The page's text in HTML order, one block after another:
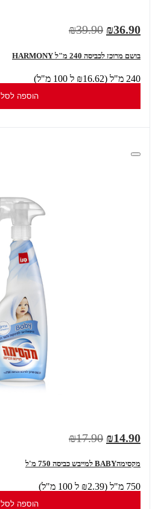
₪36.90
₪39.90
בושם מרוכז לכביסה 240 מ"ל HARMONY
240 מ"ל (₪16.62 ל 100 מ"ל)
הוספה לסל
₪14.90
₪17.90
מקסימהBABY למייבש כביסה 750 מ'ל
750 מ"ל (₪2.39 ל 100 מ"ל)
הוספה לסל